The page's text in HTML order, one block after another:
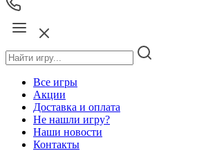
Все игры
Акции
Доставка и оплата
Не нашли игру?
Наши новости
Контакты